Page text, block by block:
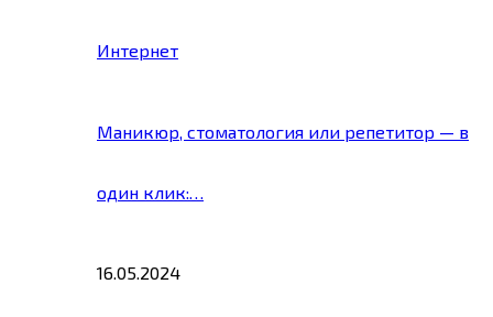
Интернет
Маникюр, стоматология или репетитор — в
один клик:…
16.05.2024